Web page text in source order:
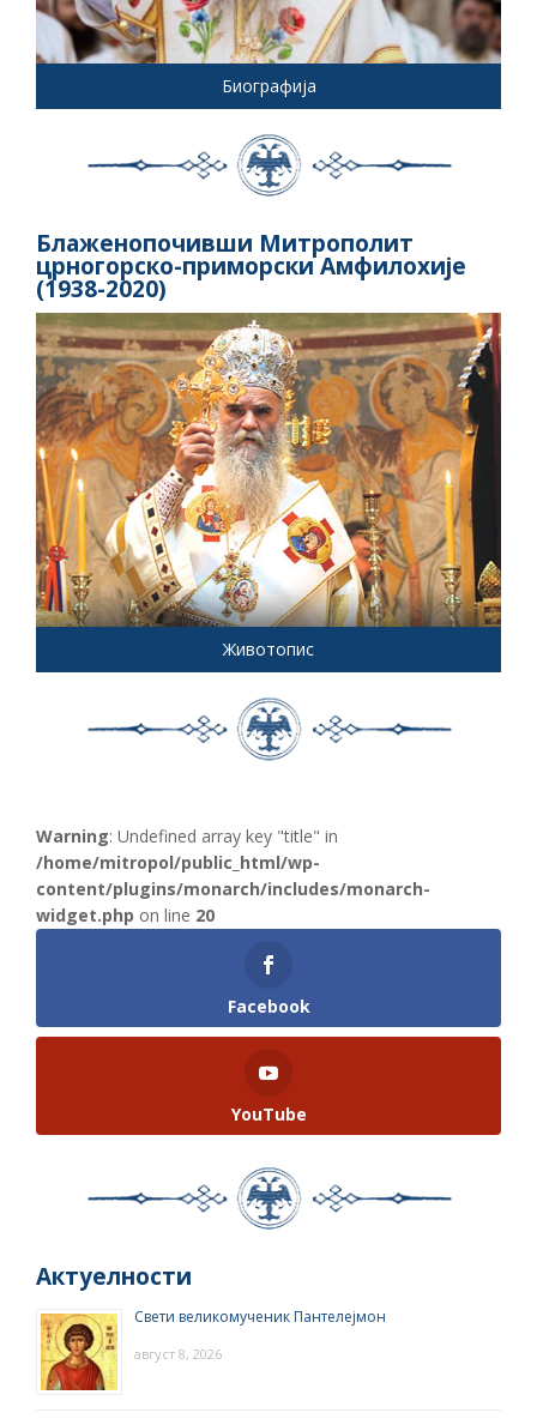
Биографија
Блаженопочивши Митрополит
црногорско-приморски Амфилохије
(1938-2020)
Животопис
Warning: Undefined array key "title" in
/home/mitropol/public_html/wp-
content/plugins/monarch/includes/monarch-
widget.php on line 20
Facebook
YouTube
Актуелности
Свети великомученик Пантелејмон
август 8, 2026